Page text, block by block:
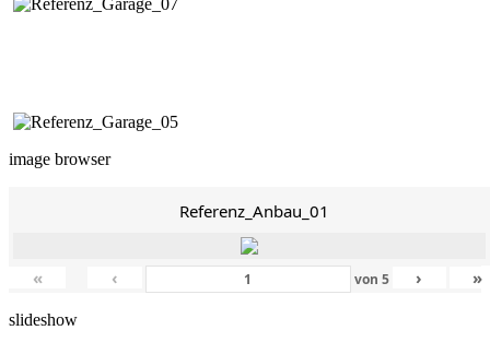
image browser
Referenz_Anbau_01
« ‹ von 5 › »
slideshow